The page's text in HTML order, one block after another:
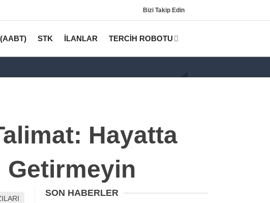
Bizi Takip Edin
STK İLANLAR TERCİH ROBOTU
Hayatta
Getirmeyin
SON HABERLER